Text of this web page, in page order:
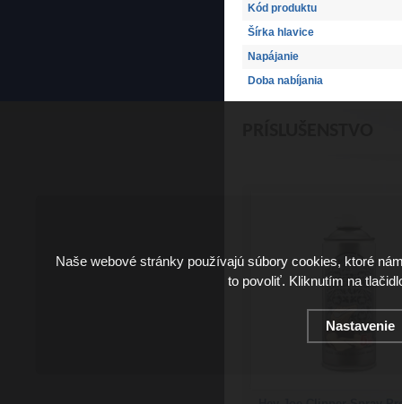
Kód produktu
Šírka hlavice
Napájanie
Doba nabíjania
Naše webové stránky používajú súbory cookies, ktoré
to povoliť. Kliknutím na
Nastavenie